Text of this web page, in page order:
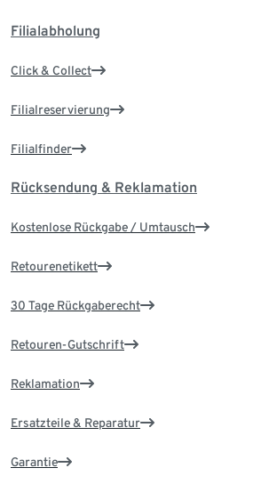
Filialabholung
Click & Collect
Filialreservierung
Filialfinder
Rücksendung & Reklamation
Kostenlose Rückgabe / Umtausch
Retourenetikett
30 Tage Rückgaberecht
Retouren-Gutschrift
Reklamation
Ersatzteile & Reparatur
Garantie